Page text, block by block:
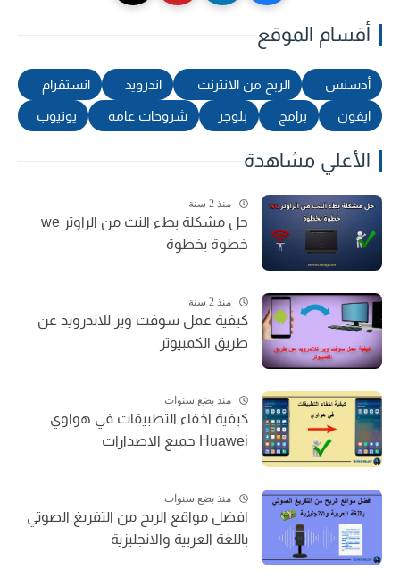
أقسام الموقع
أدسنس الربح من الانترنت اندرويد انستقرام
ايفون برامج بلوجر شروحات عامه يوتيوب
الأعلي مشاهدة
منذ 2 سنة
حل مشكلة بطء النت من الراوتر we
خطوة بخطوة
منذ 2 سنة
كيفية عمل سوفت وير للاندرويد عن
طريق الكمبيوتر
منذ بضع سنوات
كيفية اخفاء التطبيقات في هواوي
Huawei جميع الاصدارات
منذ بضع سنوات
افضل مواقع الربح من التفريغ الصوتي
باللغة العربية والانجليزية